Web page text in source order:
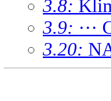
3.8:
3.9:
3.20: